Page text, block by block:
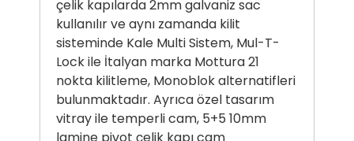
çelik kapılarda 2mm galvaniz sac
kullanılır ve aynı zamanda kilit
sisteminde Kale Multi Sistem, Mul-T-
Lock ile İtalyan marka Mottura 21
nokta kilitleme, Monoblok alternatifleri
bulunmaktadır. Ayrıca özel tasarım
vitray ile temperli cam, 5+5 10mm